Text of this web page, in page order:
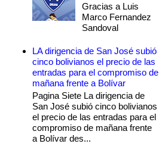
Gracias a Luis
Marco Fernandez
Sandoval
LA dirigencia de San José subió
cinco bolivianos el precio de las
entradas para el compromiso de
mañana frente a Bolívar
Pagina Siete La dirigencia de
San José subió cinco bolivianos
el precio de las entradas para el
compromiso de mañana frente
a Bolívar des...